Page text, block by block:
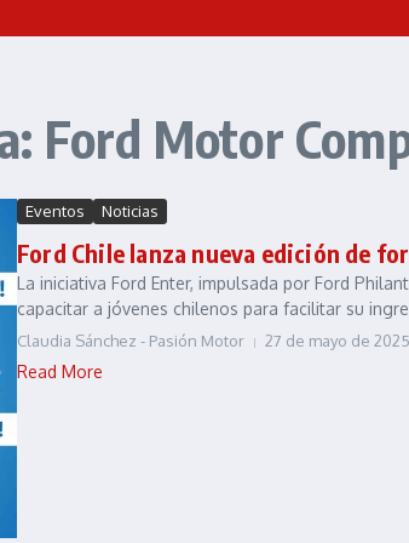
Ford Motor
Eventos Noticias
Ford Chile lanza nueva edición de
La iniciativa Ford Enter, impulsada por Ford
capacitar a jóvenes chilenos para facilitar su
Claudia Sánchez - Pasión Motor 27 de mayo de 2025
Read More